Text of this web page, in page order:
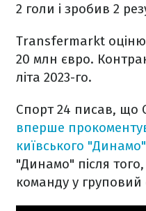
2 голи і зробив 2
Transfermarkt
20 млн євро.
літа 2023-го.
Спорт 24 писав, що
вперше
київського "Динамо"
"Динамо" після
команду у груповий